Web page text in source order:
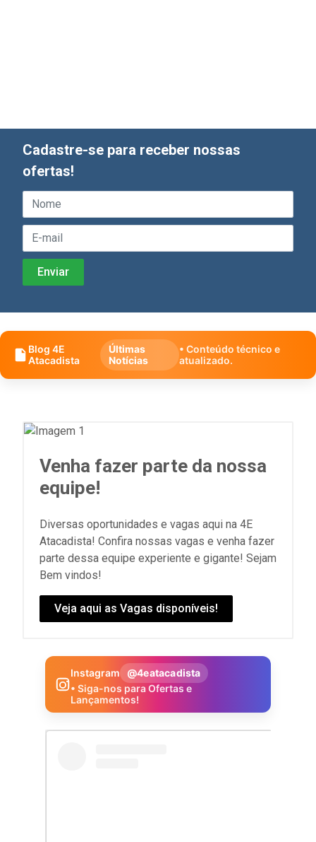
Cadastre-se para receber nossas
ofertas!
Blog 4E
Atacadista
Últimas
Notícias
• Conteúdo técnico e
atualizado.
Venha fazer parte da nossa
equipe!
Diversas oportunidades e vagas aqui na 4E
Atacadista! Confira nossas vagas e venha fazer
parte dessa equipe experiente e gigante! Sejam
Bem vindos!
Veja aqui as Vagas disponíveis!
Instagram
@4eatacadista
• Siga-nos para Ofertas e
Lançamentos!